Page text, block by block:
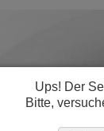
Ups! Der
Bitte,